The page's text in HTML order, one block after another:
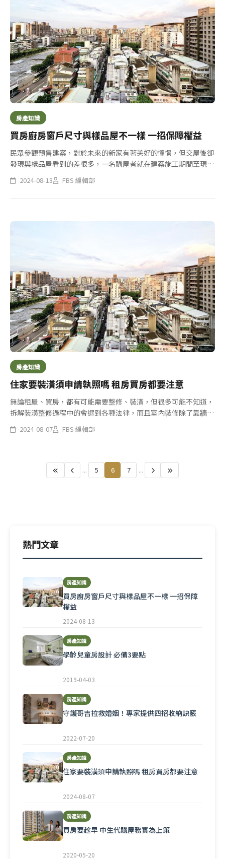
房產知識
買房廚房窗戶尺寸與樣品屋不一樣 一招保障權益
民眾參觀預售建案，對於未來的新家有著美好的憧憬，但交屋後卻
發現與樣品屋看到的差很多，一名購屋者就在建案施工期間至現場
查看後，發現廚房窗戶尺寸與樣品屋不符與建商起紛爭，後來根據
《消費者保護法》43條提申訴，經地政局函請業者妥處，並多次居
2024-08-13 FBS 編輯部
房產知識
住家要裝潢須申請執照嗎 租房買房都要注意
無論租屋、買房，都有可能需要整修、裝潢，但很多可能不知道，
拆解裝潢整修過程中的會遇到各種法律，而且室內裝修除了靠牆的
頂天系統櫃的裝修，由於不是做為隔間使用，因此不用申請室裝審
查，其他大部分施工都要向直轄市、縣（市）主管建築機關或審查
2024-08-07 FBS 編輯部
... 5 6 7 ...
熱門文章
房產知識
買房廚房窗戶尺寸與樣品屋不一樣 一招保障
權益
2024-08-13
房產知識
學齡兒童房設計 必備3要點
2019-04-03
房產知識
守護哥吉拉救婚姻！專家提供四招收納訣竅
2022-07-20
房產知識
住家要裝潢須申請執照嗎 租房買房都要注意
2024-08-07
房產知識
買房要趁早 中生代購屋務實為上策
2020-05-20